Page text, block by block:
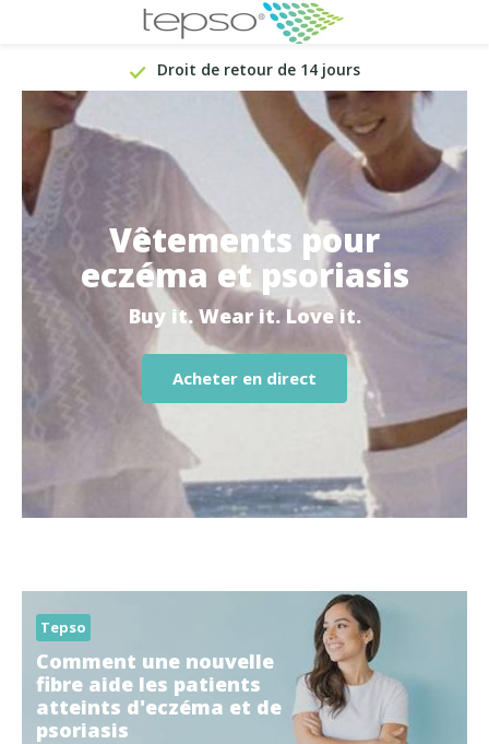
Droit de retour de 14 jours
Vêtements pour
eczéma et psoriasis
Buy it. Wear it. Love it.
Acheter en direct
Tepso
Comment une nouvelle
fibre aide les patients
atteints d'eczéma et de
psoriasis